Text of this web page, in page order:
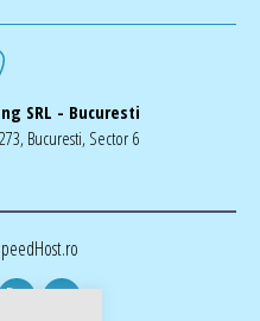
SRL - Bucuresti
Bucuresti, Sector 6